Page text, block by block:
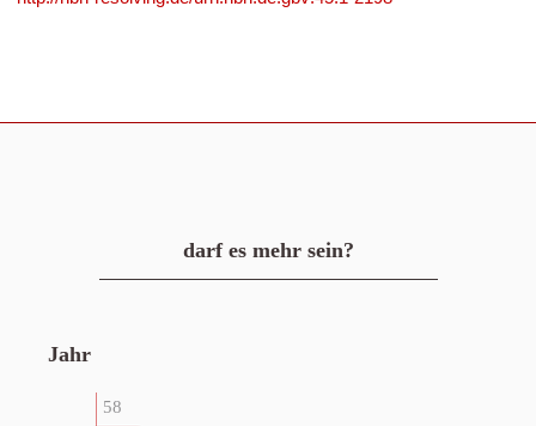
darf es mehr sein?
Jahr
58